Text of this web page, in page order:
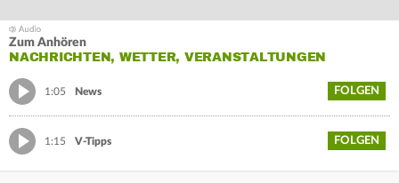
Zum Anhören
NACHRICHTEN, WETTER, VERANSTALTUNGEN
1:05 News FOLGEN
1:15 V-Tipps FOLGEN